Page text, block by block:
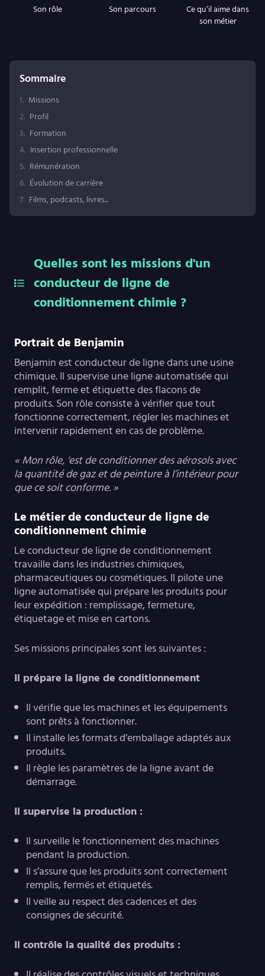
Son rôle Son parcours
Ce qu’il aime dans
son métier
Sommaire
1. Missions
2. Profil
3. Formation
4. Insertion professionnelle
5. Rémunération
6. Évolution de carrière
7. Films, podcasts, livres...
Quelles sont les missions d'un
conducteur de ligne de
conditionnement chimie ?
Portrait de Benjamin
Benjamin est conducteur de ligne dans une usine
chimique. Il supervise une ligne automatisée qui
remplit, ferme et étiquette des flacons de
produits. Son rôle consiste à vérifier que tout
fonctionne correctement, régler les machines et
intervenir rapidement en cas de problème.
« Mon rôle, ‘est de conditionner des aérosols avec
la quantité de gaz et de peinture à l’intérieur pour
que ce soit conforme. »
Le métier de conducteur de ligne de
conditionnement chimie
Le conducteur de ligne de conditionnement
travaille dans les industries chimiques,
pharmaceutiques ou cosmétiques. Il pilote une
ligne automatisée qui prépare les produits pour
leur expédition : remplissage, fermeture,
étiquetage et mise en cartons.
Ses missions principales sont les suivantes :
Il prépare la ligne de conditionnement
Il vérifie que les machines et les équipements
sont prêts à fonctionner.
Il installe les formats d’emballage adaptés aux
produits.
Il règle les paramètres de la ligne avant de
démarrage.
Il supervise la production :
Il surveille le fonctionnement des machines
pendant la production.
Il s’assure que les produits sont correctement
remplis, fermés et étiquetés.
Il veille au respect des cadences et des
consignes de sécurité.
Il contrôle la qualité des produits :